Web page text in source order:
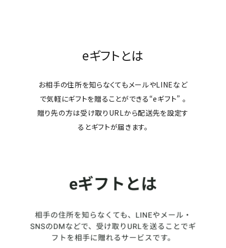
eギフトとは
お相手の住所を知らなくてもメールやLINEなど
で気軽にギフトを贈ることができる“eギフト” 。
贈り先の方は受け取りURLから配送先を設定す
るとギフトが届きます。